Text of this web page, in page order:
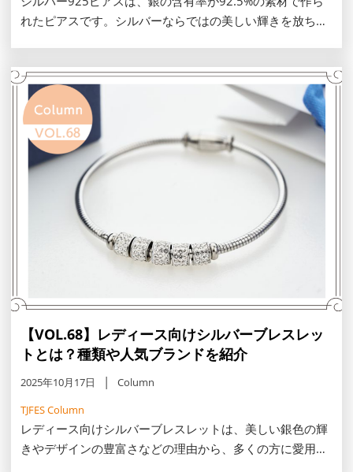
れたピアスです。シルバーならではの美しい輝きを放ち、
や選び方を解説します。
【VOL.68】レディース向けシルバーブレスレッ
トとは？種類や人気ブランドを紹介
2025年10月17日
Column
TJFES Column
レディース向けシルバーブレスレットは、美しい銀色の輝
きやデザインの豊富さなどの理由から、多くの方に愛用さ